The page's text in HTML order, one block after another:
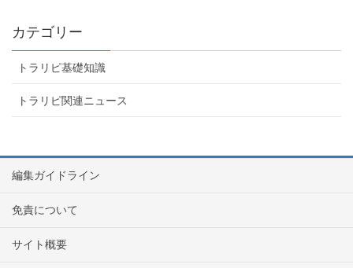
カテゴリー
トラリピ基礎知識
トラリピ関連ニュース
編集ガイドライン
免責について
サイト概要